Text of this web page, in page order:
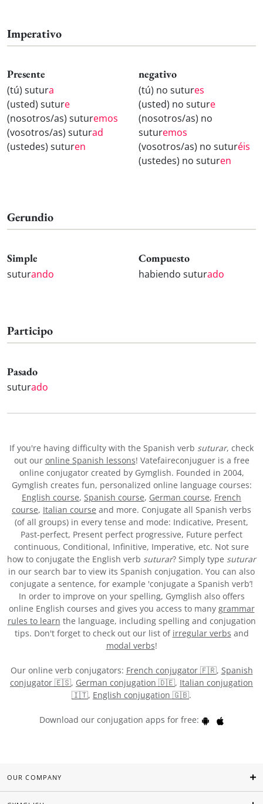
Imperativo
Presente
(tú) sutura
(usted) suture
(nosotros/as) suturemos
(vosotros/as) suturad
(ustedes) suturen
negativo
(tú) no sutures
(usted) no suture
(nosotros/as) no
suturemos
(vosotros/as) no suturéis
(ustedes) no suturen
Gerundio
Simple
suturando
Compuesto
habiendo suturado
Participo
Pasado
suturado
If you're having difficulty with the Spanish verb suturar, check
out our online Spanish lessons! Vatefaireconjuguer is a free
online conjugator created by Gymglish. Founded in 2004,
Gymglish creates fun, personalized online language courses:
English course, Spanish course, German course, French
course, Italian course and more. Conjugate all Spanish verbs
(of all groups) in every tense and mode: Indicative, Present,
Past-perfect, Present perfect progressive, Future perfect
continuous, Conditional, Infinitive, Imperative, etc. Not sure
how to conjugate the English verb suturar? Simply type suturar
in our search bar to view its Spanish conjugation. You can also
conjugate a sentence, for example 'conjugate a Spanish verb’!
In order to improve on your spelling, Gymglish also offers
online English courses and gives you access to many grammar
rules to learn the language, including spelling and conjugation
tips. Don't forget to check out our list of irregular verbs and
modal verbs!
Our online verb conjugators: French conjugator 🇫🇷, Spanish
conjugator 🇪🇸, German conjugation 🇩🇪, Italian conjugation
🇮🇹, English conjugation 🇬🇧.
Download our conjugation apps for free:
OUR COMPANY